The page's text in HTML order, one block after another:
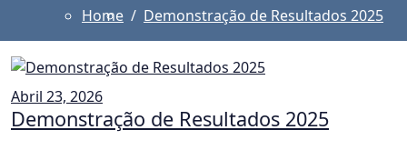
Home Demonstração de Resultados 2025
Abril 23, 2026
Demonstração de Resultados 2025